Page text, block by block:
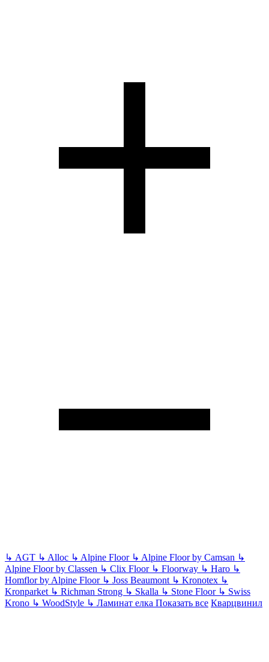
↳ AGT ↳ Alloc ↳ Alpine Floor ↳ Alpine Floor by Camsan ↳
Alpine Floor by Classen ↳ Clix Floor ↳ Floorway ↳ Haro ↳
Homflor by Alpine Floor ↳ Joss Beaumont ↳ Kronotex ↳
Kronparket ↳ Richman Strong ↳ Skalla ↳ Stone Floor ↳ Swiss
Krono ↳ WoodStyle ↳ Ламинат елка Показать все Кварцвинил